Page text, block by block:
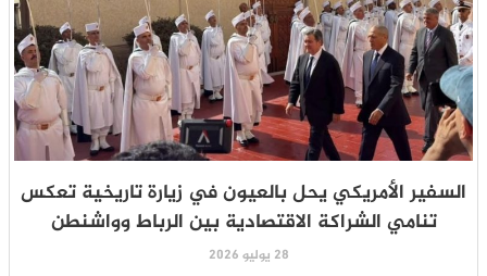
السفير الأمريكي يحل بالعيون في زيارة تاريخية تعكس
تنامي الشراكة الاقتصادية بين الرباط وواشنطن
28 يوليو 2026